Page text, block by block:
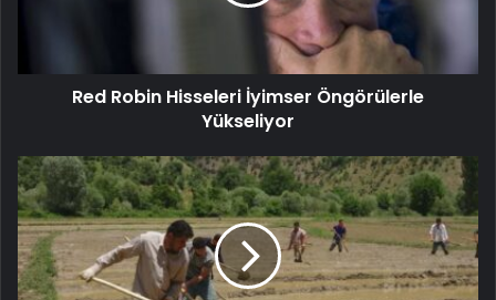
Red Robin Hisseleri İyimser Öngörülerle
Yükseliyor